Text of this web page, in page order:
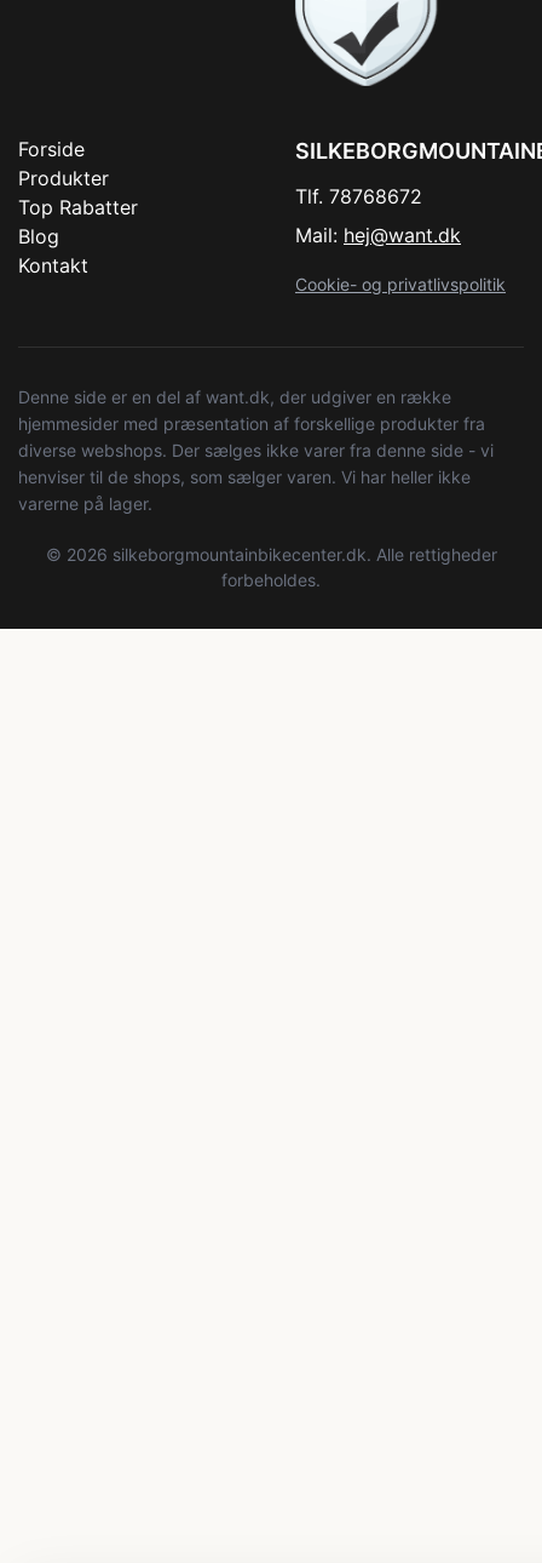
Forside
Produkter
Top Rabatter
Blog
Kontakt
Tlf. 78768672
Mail: hej@want.dk
Cookie- og privatlivspolitik
Denne side er en del af want.dk, der udgiver en række
hjemmesider med præsentation af forskellige produkter fra
diverse webshops. Der sælges ikke varer fra denne side - vi
henviser til de shops, som sælger varen. Vi har heller ikke
varerne på lager.
© 2026 silkeborgmountainbikecenter.dk. Alle rettigheder
forbeholdes.